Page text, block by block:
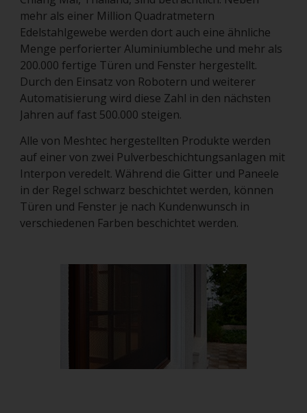
mehr als einer Million Quadratmetern
Edelstahlgewebe werden dort auch eine ähnliche
Menge perforierter Aluminiumbleche und mehr als
200.000 fertige Türen und Fenster hergestellt.
Durch den Einsatz von Robotern und weiterer
Automatisierung wird diese Zahl in den nächsten
Jahren auf fast 500.000 steigen.
Alle von Meshtec hergestellten Produkte werden
auf einer von zwei Pulverbeschichtungsanlagen mit
Interpon veredelt. Während die Gitter und Paneele
in der Regel schwarz beschichtet werden, können
Türen und Fenster je nach Kundenwunsch in
verschiedenen Farben beschichtet werden.